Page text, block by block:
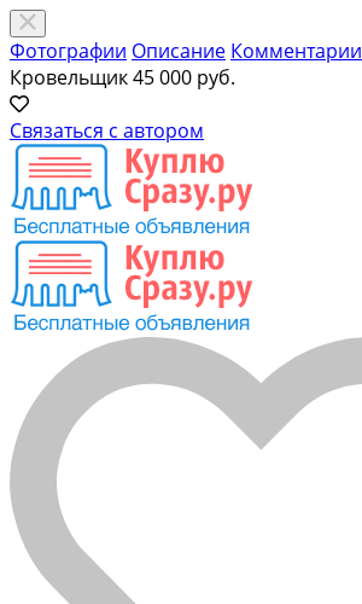
Фотографии Описание Комментарии
Кровельщик45 000 руб.
Связаться с автором